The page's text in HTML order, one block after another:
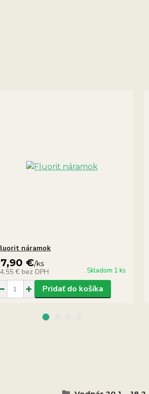
náramok
€/ks
€ bez DPH Skladom 1 ks
Pridať do košíka